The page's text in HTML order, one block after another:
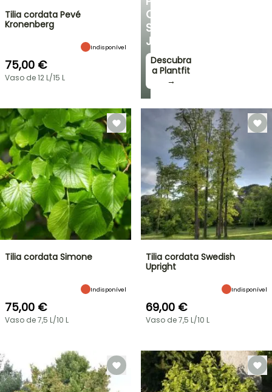
O
SEU
JARDIM
Descubra
a Plantfit
→
Tilia cordata Pevé
Kronenberg
Indisponível
75,00 €
Vaso de 12 L/15 L
Tilia cordata Simone
Indisponível
75,00 €
Vaso de 7,5 L/10 L
Tilia cordata Swedish
Upright
Indisponível
69,00 €
Vaso de 7,5 L/10 L